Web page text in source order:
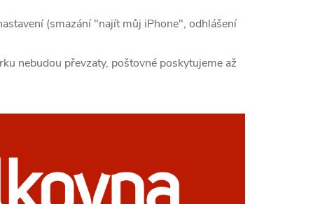
(smazání "najít můj iPhone", odhlášení
nebudou převzaty, poštovné poskytujeme až